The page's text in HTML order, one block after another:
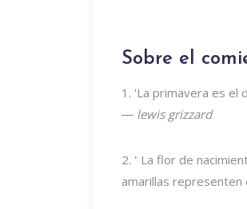
Sobre el
1. 'La primavera es el
― lewis grizzard
2. ' La flor de
amarillas